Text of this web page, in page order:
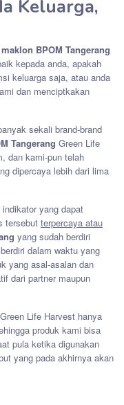
Keluarga,
maklon BPOM Tangerang
kepada anda, apakah
keluarga saja, atau anda
dan menciptkakan
sekali brand-brand
Tangerang Green Life
dan kami-pun telah
dipercaya lebih dari lima
yang dapat
tersebut terpercaya atau
yang sudah berdiri
dalam waktu yang
yang asal-asalan dan
dari partner maupun
Green Life Harvest hanya
produk kami bisa
pula ketika digunakan
yang pada akhirnya akan